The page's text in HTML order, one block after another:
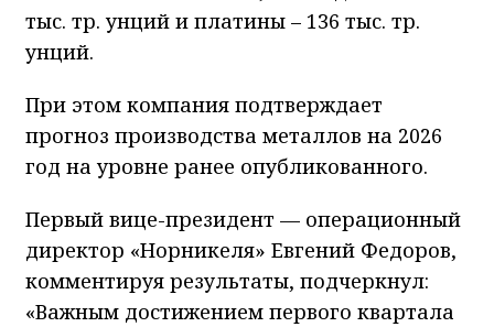
тыс. тр. унций и платины – 136 тыс. тр.
унций.
При этом компания подтверждает
прогноз производства металлов на 2026
год на уровне ранее опубликованного.
Первый вице-президент — операционный
директор «Норникеля» Евгений Федоров,
комментируя результаты, подчеркнул:
«Важным достижением первого квартала